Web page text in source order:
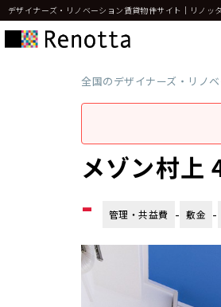
デザイナーズ・リノベーション賃貸物件サイト｜リノッ
全国のデザイナーズ・リノ
メゾン村上
- 管理・共益費 - 敷金 -